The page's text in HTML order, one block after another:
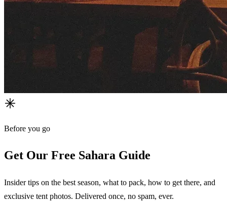
Before you go
Get Our Free Sahara Guide
Insider tips on the best season, what to pack, how to get there, and
exclusive tent photos. Delivered once, no spam, ever.